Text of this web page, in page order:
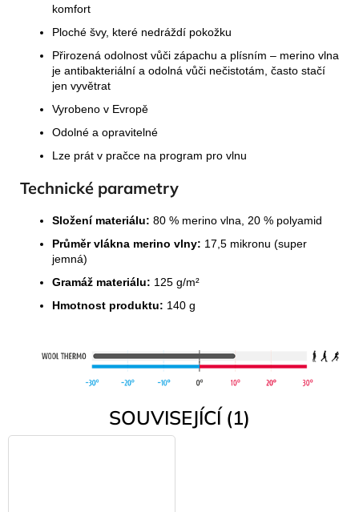
komfort
Ploché švy, které nedráždí pokožku
Přirozená odolnost vůči zápachu a plísním – merino vlna
je antibakteriální a odolná vůči nečistotám, často stačí
jen vyvětrat
Vyrobeno v Evropě
Odolné a opravitelné
Lze prát v pračce na program pro vlnu
Technické parametry
Složení materiálu: 80 % merino vlna, 20 % polyamid
Průměr vlákna merino vlny: 17,5 mikronu (super
jemná)
Gramáž materiálu: 125 g/m²
Hmotnost produktu: 140 g
SOUVISEJÍCÍ (1)